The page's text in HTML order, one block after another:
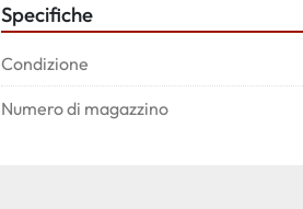
Specifiche
Condizione
Numero di magazzino